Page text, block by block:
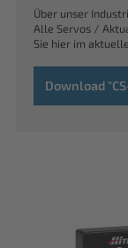
Über unser
Alle Servos /
Sie hier im
Download